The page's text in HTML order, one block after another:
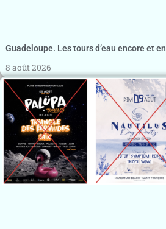
Guadeloupe. Les tours d’eau encore et
8 août 2026